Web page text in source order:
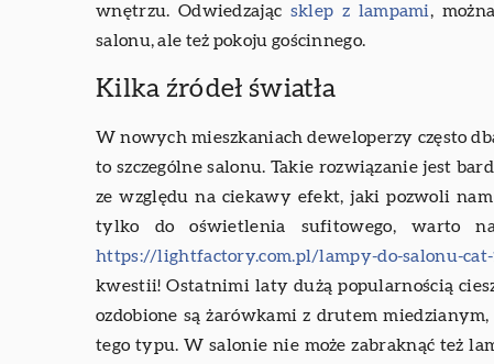
wnętrzu. Odwiedzając sklep z lampami,
salonu, ale też pokoju gościnnego.
Kilka źródeł światła
W nowych mieszkaniach deweloperzy często
to szczególne salonu. Takie rozwiązanie jest
ze względu na ciekawy efekt, jaki pozwoli
tylko do oświetlenia sufitowego, warto
https://lightfactory.com.pl/lampy-do-salonu-cat-
kwestii! Ostatnimi laty dużą popularnością
ozdobione są żarówkami z drutem
tego typu. W salonie nie może zabraknąć też